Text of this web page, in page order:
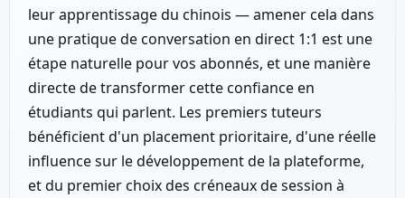
leur apprentissage du chinois — amener cela dans
une pratique de conversation en direct 1:1 est une
étape naturelle pour vos abonnés, et une manière
directe de transformer cette confiance en
étudiants qui parlent. Les premiers tuteurs
bénéficient d'un placement prioritaire, d'une réelle
influence sur le développement de la plateforme,
et du premier choix des créneaux de session à